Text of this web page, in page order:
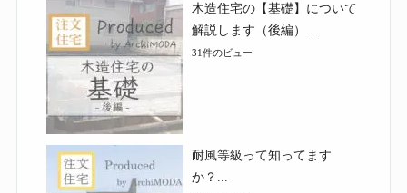
木造住宅の【基礎】について
解説します（後編）...
31件のビュー
耐風等級って知ってます
か？...